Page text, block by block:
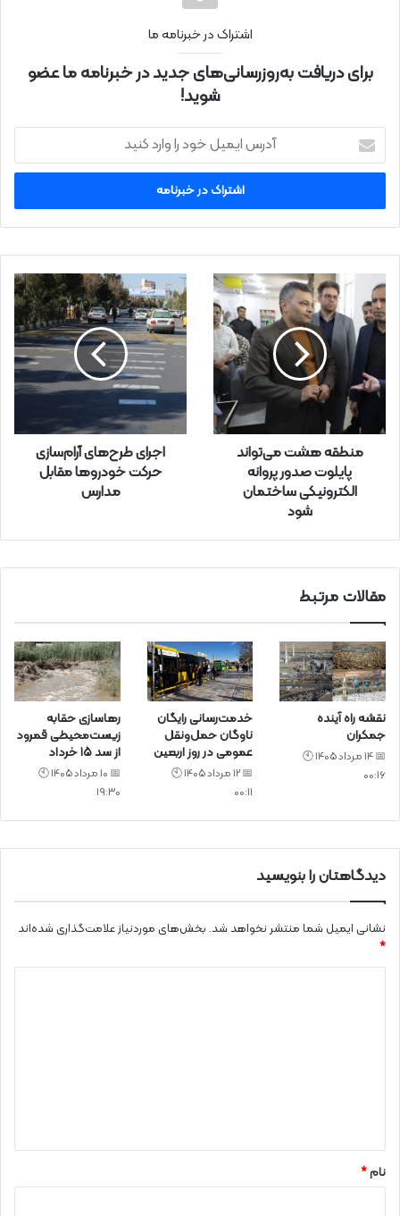
اشتراک در خبرنامه ما
برای دریافت به‌روزرسانی‌های جدید در خبرنامه ما عضو
شوید!
ر
ا
ی
ل
خ
و
ا
و
ر
منطقه هشت می‌تواند
پایلوت صدور پروانه
الکترونیکی ساختمان
شود
اجرای طرح‌های آرام‌سازی
حرکت خودروها مقابل
مدارس
مقالات مرتبط
نقشه راه آینده
جمکران
📅 14 مرداد 1405 🕙
00:16
خدمت‌رسانی رایگان
ناوگان حمل‌ونقل
عمومی در روز اربعین
📅 12 مرداد 1405 🕙
00:11
رهاسازی حقابه
زیست‌محیطی قمرود
از سد ۱۵ خرداد
📅 10 مرداد 1405 🕙
19:30
دیدگاهتان را بنویسید
نشانی ایمیل شما منتشر نخواهد شد. بخش‌های موردنیاز علامت‌گذاری شده‌اند
*
نام*